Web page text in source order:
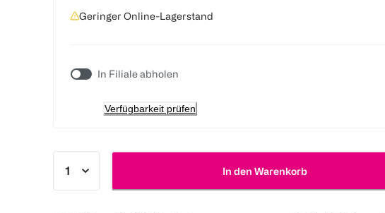
Geringer Online-Lagerstand
In Filiale abholen
Verfügbarkeit prüfen
In den Warenkorb